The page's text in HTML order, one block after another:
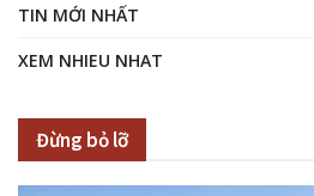
TIN MỚI NHẤT
XEM NHIEU NHAT
Đừng bỏ lỡ